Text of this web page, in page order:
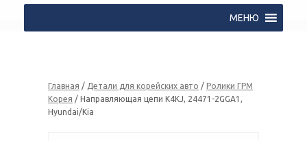
МЕНЮ
Главная / Детали для корейских авто / Ролики ГРМ
Корея / Направляющая цепи K4KJ, 24471-2GGA1,
Hyundai/Kia